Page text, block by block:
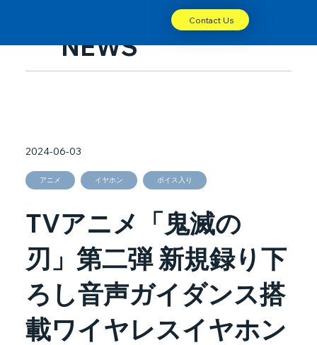
Contact Us
NEWS
TVアニメ「鬼滅の
刃」第二弾 新規録り下
ろし音声ガイダンス搭
載ワイヤレスイヤホン
アニメ イヤホン ボイス入り
2024-06-03